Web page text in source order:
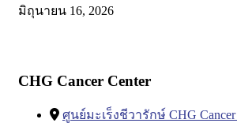
มิถุนายน 16, 2026
CHG Cancer Center
ศูนย์มะเร็งชีวารักษ์ CHG Cancer